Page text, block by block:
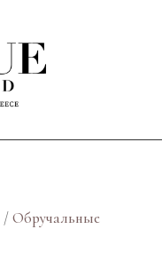
/Обручальные